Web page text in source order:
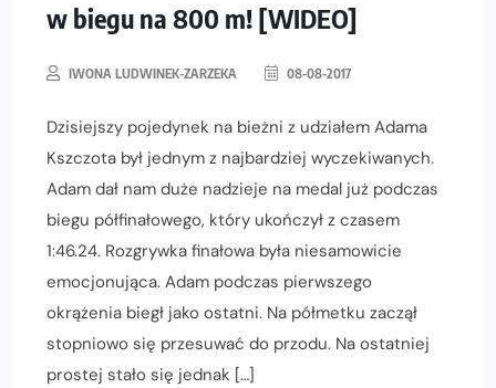
w biegu na 800 m! [WIDEO]
IWONA LUDWINEK-ZARZEKA 08-08-2017
Dzisiejszy pojedynek na bieżni z udziałem Adama
Kszczota był jednym z najbardziej wyczekiwanych.
Adam dał nam duże nadzieje na medal już podczas
biegu półfinałowego, który ukończył z czasem
1:46.24. Rozgrywka finałowa była niesamowicie
emocjonująca. Adam podczas pierwszego
okrążenia biegł jako ostatni. Na półmetku zaczął
stopniowo się przesuwać do przodu. Na ostatniej
prostej stało się jednak […]